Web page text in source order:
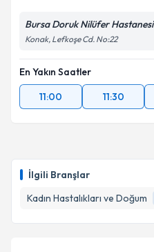
İlgili Branşlar
Kadın Hastalıkları ve Doğum
Bursa Doruk Nilüfer Hastanesi
Konak, Lefkoşe Cd. No:22
En Yakın Saatler
11:00
11:30